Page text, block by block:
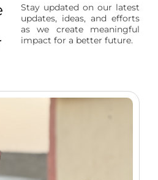
Stay updated on our latest
updates, ideas, and efforts
as we create meaningful
impact for a better future.